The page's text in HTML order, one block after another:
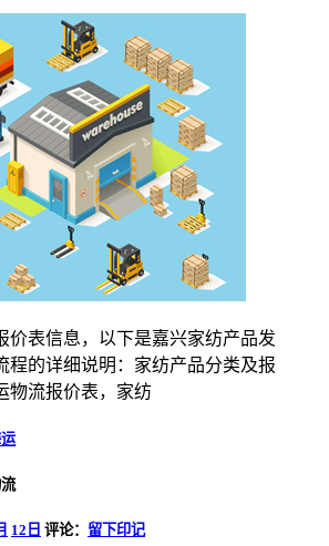
价表信息，以下是嘉兴家纺产品发
程的详细说明：家纺产品分类及报
物流报价表，家纺
12日 评论： 留下印记